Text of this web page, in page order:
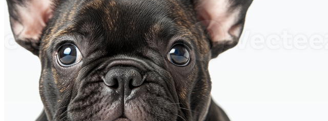
Gráficos en Movimiento
Imágenes Editoriales
Eventos Editoriales